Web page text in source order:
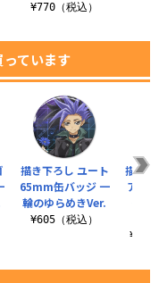
¥770（税込）
ています
描き下ろし ユート
65mm缶バッジ 一
輪のゆらめきVer.
¥605（税込）
描き
アク